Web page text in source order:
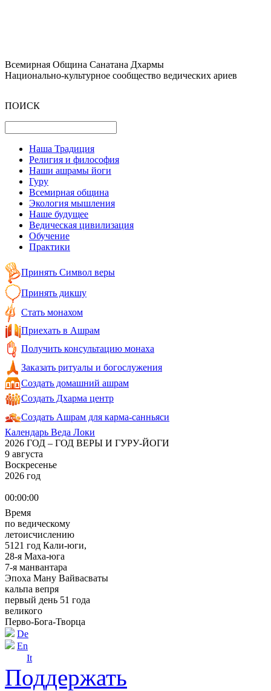
Всемирная Община Санатана Дхармы
Национально-культурное сообщество ведических ариев
ПОИСК
Наша Традиция
Религия и философия
Наши ашрамы йоги
Гуру
Всемирная община
Экология мышления
Наше будущее
Ведическая цивилизация
Обучение
Практики
Принять Символ веры
Принять дикшу
Стать монахом
Приехать в Ашрам
Получить консультацию монаха
Заказать ритуалы и богослужения
Создать домашний ашрам
Создать Дхарма центр
Создать Ашрам для карма-санньяси
Календарь Веда Локи
2026 ГОД – ГОД ВЕРЫ И ГУРУ-ЙОГИ
9 августа
Воскресенье
2026 год
00:00:00
Время
по ведическому
летоисчислению
5121 год Кали-юги,
28-я Маха-юга
7-я манвантара
Эпоха Ману Вайвасваты
кальпа вепря
первый день 51 года
великого
Перво-Бога-Творца
De
En
It
Поддержать